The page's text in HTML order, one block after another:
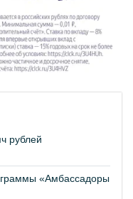
рублей
«Амбассадоры